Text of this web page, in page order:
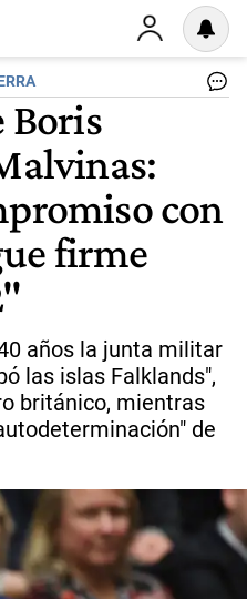
Boris
con
firme
años la junta militar
las islas Falklands",
británico, mientras
de